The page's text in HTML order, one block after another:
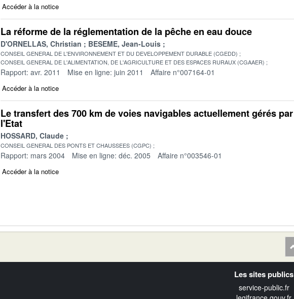
Accéder à la notice
La réforme de la réglementation de la pêche en eau douce
D'ORNELLAS, Christian BESEME, Jean-Louis
CONSEIL GENERAL DE L'ENVIRONNEMENT ET DU DEVELOPPEMENT DURABLE (CGEDD)
CONSEIL GENERAL DE L'ALIMENTATION, DE L'AGRICULTURE ET DES ESPACES RURAUX (CGAAER)
Rapport: avr. 2011 Mise en ligne: juin 2011 Affaire n°007164-01
Accéder à la notice
Le transfert des 700 km de voies navigables actuellement gérés par
l'Etat
HOSSARD, Claude
CONSEIL GENERAL DES PONTS ET CHAUSSEES (CGPC)
Rapport: mars 2004 Mise en ligne: déc. 2005 Affaire n°003546-01
Accéder à la notice
Les sites publics
service-public.fr